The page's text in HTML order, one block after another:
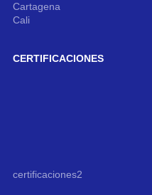
Cartagena
Cali
CERTIFICACIONES
certificaciones2